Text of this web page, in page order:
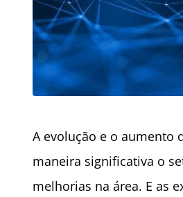
A evolução e o aumento
maneira significativa o
melhorias na área. E as